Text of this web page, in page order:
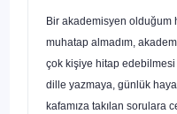
Bir akademisyen olduğum
muhatap almadım,
çok kişiye hitap edebilmesi
dille yazmaya, günlük
kafamıza takılan sorulara